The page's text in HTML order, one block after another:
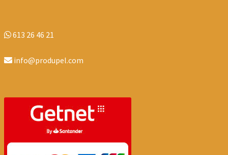
613 26 46 21
info@produpel.com